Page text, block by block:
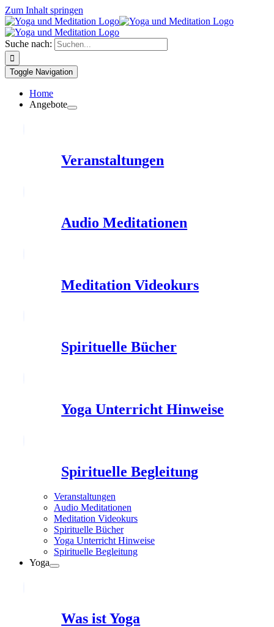
Zum Inhalt springen
Suche nach:
Toggle Navigation
Home
Angebote
Veranstaltungen
Audio Meditationen
Meditation Videokurs
Spirituelle Bücher
Yoga Unterricht Hinweise
Spirituelle Begleitung
Veranstaltungen
Audio Meditationen
Meditation Videokurs
Spirituelle Bücher
Yoga Unterricht Hinweise
Spirituelle Begleitung
Yoga
Was ist Yoga